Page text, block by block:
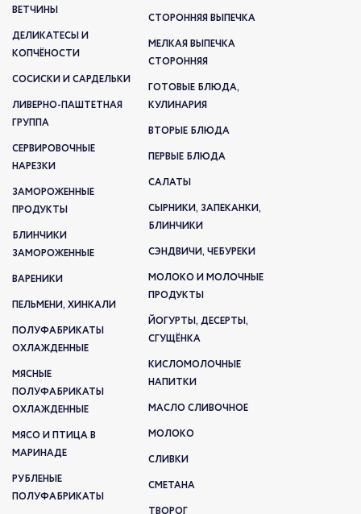
ВЕТЧИНЫ
ДЕЛИКАТЕСЫ И
КОПЧЁНОСТИ
СОСИСКИ И САРДЕЛЬКИ
ЛИВЕРНО-ПАШТЕТНАЯ
ГРУППА
СЕРВИРОВОЧНЫЕ
НАРЕЗКИ
ЗАМОРОЖЕННЫЕ
ПРОДУКТЫ
БЛИНЧИКИ
ЗАМОРОЖЕННЫЕ
ВАРЕНИКИ
ПЕЛЬМЕНИ, ХИНКАЛИ
ПОЛУФАБРИКАТЫ
ОХЛАЖДЕННЫЕ
МЯСНЫЕ
ПОЛУФАБРИКАТЫ
ОХЛАЖДЕННЫЕ
МЯСО И ПТИЦА В
МАРИНАДЕ
РУБЛЕНЫЕ
ПОЛУФАБРИКАТЫ
СТОРОННЯЯ ВЫПЕЧКА
МЕЛКАЯ ВЫПЕЧКА
СТОРОННЯЯ
ГОТОВЫЕ БЛЮДА,
КУЛИНАРИЯ
ВТОРЫЕ БЛЮДА
ПЕРВЫЕ БЛЮДА
САЛАТЫ
СЫРНИКИ, ЗАПЕКАНКИ,
БЛИНЧИКИ
СЭНДВИЧИ, ЧЕБУРЕКИ
МОЛОКО И МОЛОЧНЫЕ
ПРОДУКТЫ
ЙОГУРТЫ, ДЕСЕРТЫ,
СГУЩЁНКА
КИСЛОМОЛОЧНЫЕ
НАПИТКИ
МАСЛО СЛИВОЧНОЕ
МОЛОКО
СЛИВКИ
СМЕТАНА
ТВОРОГ